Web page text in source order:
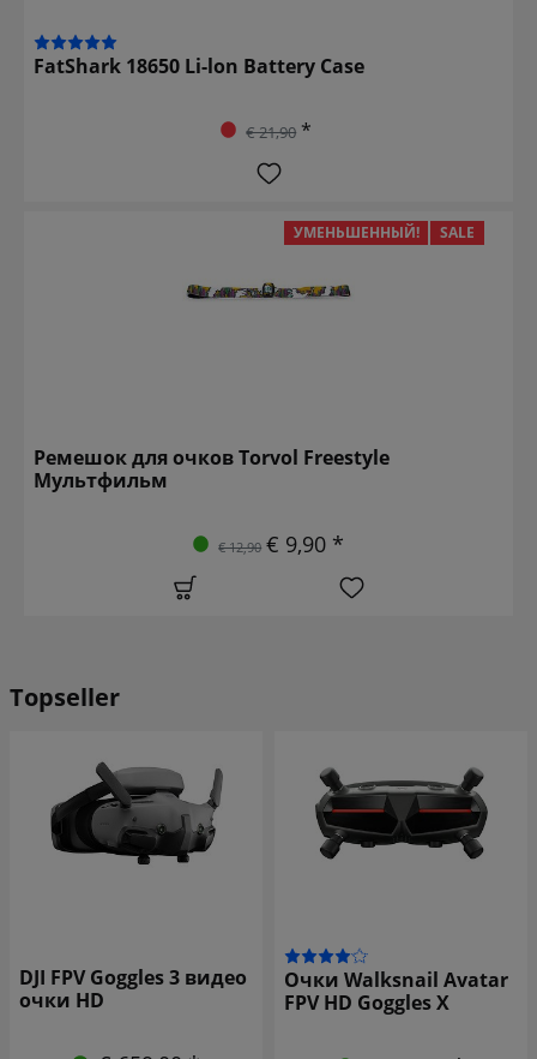
FatShark 18650 Li-lon Battery Case
€ 21,90 *
УМЕНЬШЕННЫЙ! SALE
Ремешок для очков Torvol Freestyle
Мультфильм
€ 12,90 € 9,90 *
Topseller
DJI FPV Goggles 3 видео
очки HD
Очки Walksnail Avatar
FPV HD Goggles X